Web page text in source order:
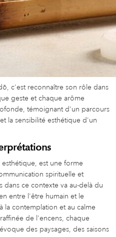
c'est reconnaître son rôle dans
geste et chaque arôme
témoignant d'un parcours
la sensibilité esthétique d'un
est une forme
spirituelle et
dans ce contexte va au-delà du
entre l'être humain et le
la contemplation et au calme
de l'encens, chaque
des paysages, des saisons